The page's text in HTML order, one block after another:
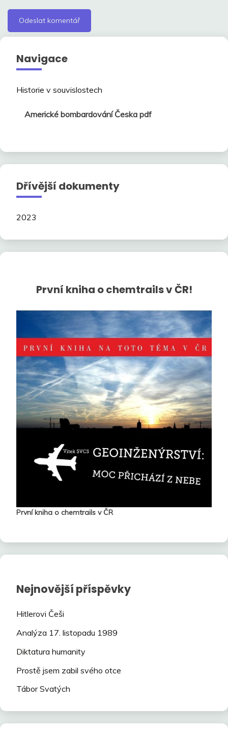
Navigace
Historie v souvislostech
Americké bombardování Česka pdf
Dřívější dokumenty
2023
První kniha o chemtrails v ČR!
První kniha o chemtrails v ČR
Nejnovější příspěvky
Hitlerovi Češi
Analýza 17. listopadu 1989
Diktatura humanity
Prostě jsem zabil svého otce
Tábor Svatých